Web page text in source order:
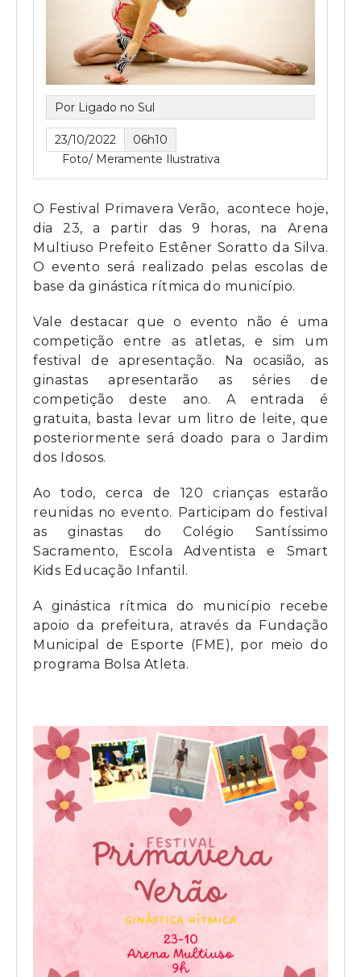
Por Ligado no Sul
23/10/2022
06h10
Foto/ Meramente Ilustrativa
O Festival Primavera Verão, acontece hoje,
dia 23, a partir das 9 horas, na Arena
Multiuso Prefeito Estêner Soratto da Silva.
O evento será realizado pelas escolas de
base da ginástica rítmica do município.
Vale destacar que o evento não é uma
competição entre as atletas, e sim um
festival de apresentação. Na ocasião, as
ginastas apresentarão as séries de
competição deste ano. A entrada é
gratuita, basta levar um litro de leite, que
posteriormente será doado para o Jardim
dos Idosos.
Ao todo, cerca de 120 crianças estarão
reunidas no evento. Participam do festival
as ginastas do Colégio Santíssimo
Sacramento, Escola Adventista e Smart
Kids Educação Infantil.
A ginástica rítmica do município recebe
apoio da prefeitura, através da Fundação
Municipal de Esporte (FME), por meio do
programa Bolsa Atleta.